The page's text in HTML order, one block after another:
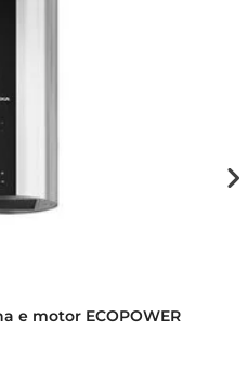
e motor ECOPOWER